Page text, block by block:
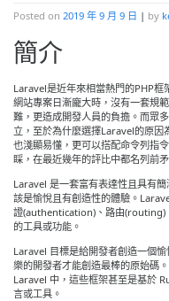
Posted on 2019 年 9 月 9 日 | by
簡介
Laravel是近年來相當熱門的PHP框
網站專案日漸龐大時，沒有一套規
難，更造成開發人員的負擔。而眾
立，至於為什麼選擇Laravel的原因
也淺顯易懂，更可以搭配命令列指
睬，在最近幾年的評比中都名列前
Laravel 是一套富有表達性且具有
該是愉悅且有創造性的體驗。
證(authentication)、路由(routing)
的工具或功能。
Laravel 目標是給開發者創造一個
樂的開發者才能創造最棒的原始碼
Laravel 中，這些框架甚至是基於
言或工具。